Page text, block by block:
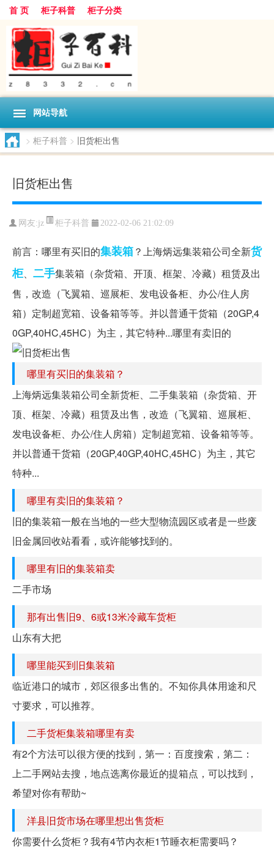
首 页 柜子科普 柜子分类
网站导航
> 柜子科普 > 旧货柜出售
旧货柜出售
网友:jz 柜子科普 2022-02-06 21:02:09
前言：哪里有买旧的集装箱？上海炳远集装箱公司全新货
柜、 二手集装箱（杂货箱、开顶、框架、冷藏）租赁及出
售，改造（飞翼箱、巡展柜、发电设备柜、办公/住人房
箱）定制超宽箱、设备箱等等。并以普通干货箱（20GP,4
0GP,40HC,45HC）为主，其它特种...哪里有卖旧的
哪里有买旧的集装箱？
上海炳远集装箱公司全新货柜、二手集装箱（杂货箱、开
顶、框架、冷藏）租赁及出售，改造（飞翼箱、巡展柜、
发电设备柜、办公/住人房箱）定制超宽箱、设备箱等等。
并以普通干货箱（20GP,40GP,40HC,45HC）为主，其它
特种...
哪里有卖旧的集装箱？
旧的集装箱一般在当地的一些大型物流园区或者是一些废
旧金属回收站看看，或许能够找到的。
哪里有旧的集装箱卖
二手市场
那有出售旧9、6或13米冷藏车货柜
山东有大把
哪里能买到旧集装箱
临近港口的城市，郊区很多出售的。不知你具体用途和尺
寸要求，可以推荐。
二手货柜集装箱哪里有卖
有2个方法可以很方便的找到，第一：百度搜索，第二：
上二手网站去搜，地点选离你最近的提箱点，可以找到，
希望对你有帮助~
洋县旧货市场在哪里想出售货柜
你需要什么货柜？我有4节内衣柜1节睡衣柜需要吗？